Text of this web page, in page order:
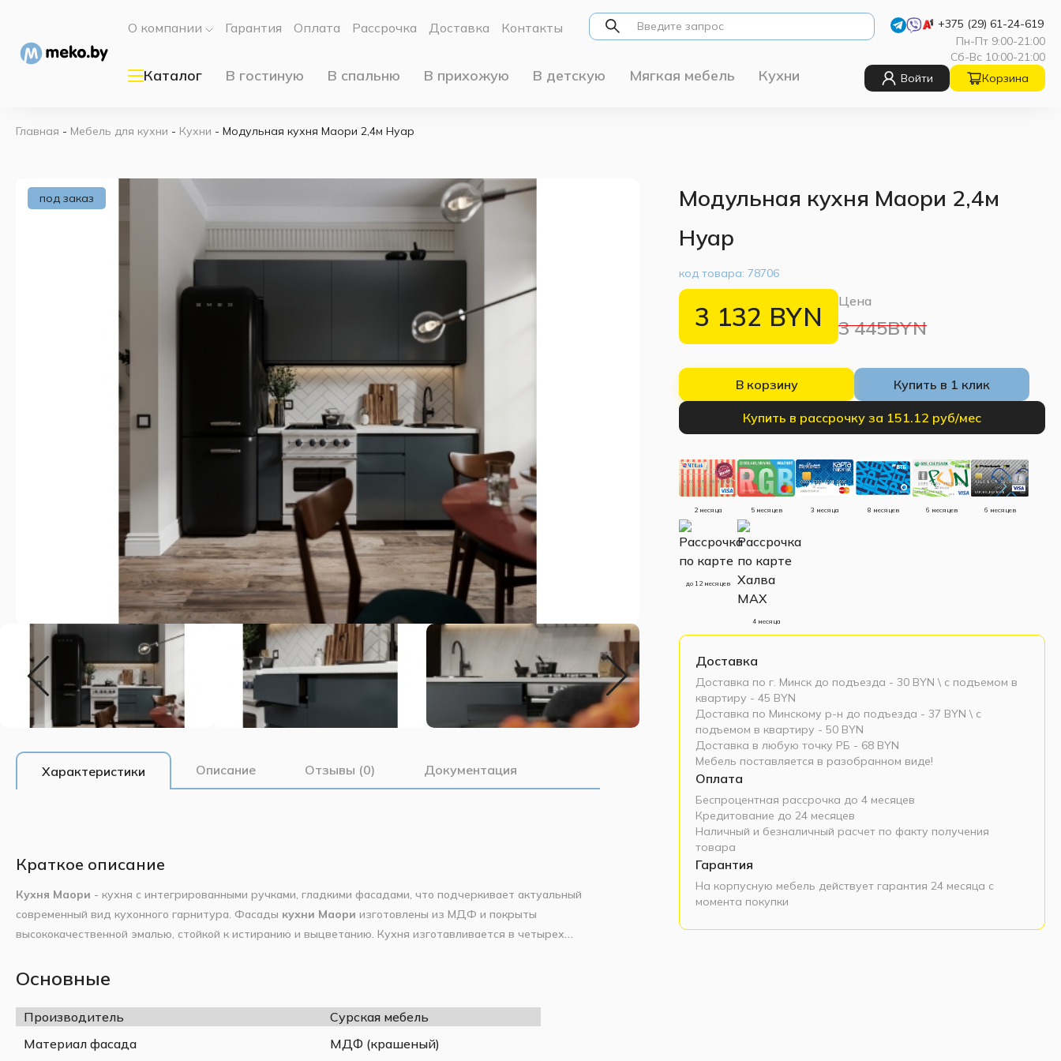
О компании Гарантия Оплата Рассрочка Доставка Контакты
+375 (29) 61-24-619
Пн-Пт 9:00-21:00
Сб-Вс 10:00-21:00
Каталог В гостиную В спальню В прихожую В детскую Мягкая мебель Кухни Войти Корзина
Главная - Мебель для кухни - Кухни - Модульная кухня Маори 2,4м Нуар
под заказ
Характеристики Описание Отзывы (0) Документация
Краткое описание
Кухня Маори - кухня с интегрированными ручками, гладкими фасадами, что подчеркивает актуальный
современный вид кухонного гарнитура. Фасады кухни Маори изготовлены из МДФ и покрыты
высококачественной эмалью, стойкой к истиранию и выцветанию. Кухня изготавливается в четырех
хиты. Ошибиться и не создать превосходное сочетание просто невозможно. Это позволяет облегчить
Фасады линейки Маори оснащены интегрированной ручкой.
Основные
Производитель
Сурская мебель
Материал фасада
МДФ (крашеный)
Модульная кухня Маори 2,4м
Нуар
код товара: 78706
3 132 BYN Цена
3 445BYN
В корзину Купить в 1 клик
Купить в рассрочку за 151.12 руб/мес
2 месяца 5 месяцев 3 месяца 8 месяцев 6 месяцев 6 месяцев
до 12 месяцев
4 месяца
Доставка
Доставка по г. Минск до подъезда - 30 BYN \ c подъемом в
квартиру - 45 BYN
Доставка по Минскому р-н до подъезда - 37 BYN \ c
подъемом в квартиру - 50 BYN
Доставка в любую точку РБ - 68 BYN
Мебель поставляется в разобранном виде!
Оплата
Беспроцентная рассрочка до 4 месяцев
Кредитование до 24 месяцев
Наличный и безналичный расчет по факту получения
товара
Гарантия
На корпусную мебель действует гарантия 24 месяца с
момента покупки